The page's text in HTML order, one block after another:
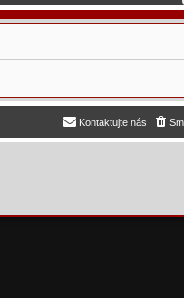
Kontaktujte nás